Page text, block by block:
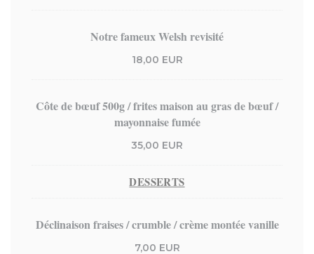
Notre fameux Welsh revisité
18,00 EUR
Côte de bœuf 500g / frites maison au gras de bœuf /
mayonnaise fumée
35,00 EUR
DESSERTS
Déclinaison fraises / crumble / crème montée vanille
7,00 EUR